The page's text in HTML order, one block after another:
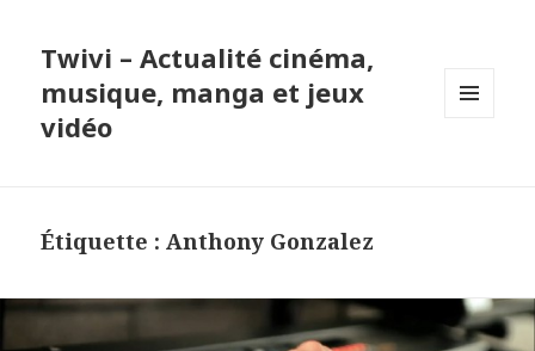
Twivi – Actualité cinéma,
musique, manga et jeux
vidéo
Étiquette :Anthony Gonzalez